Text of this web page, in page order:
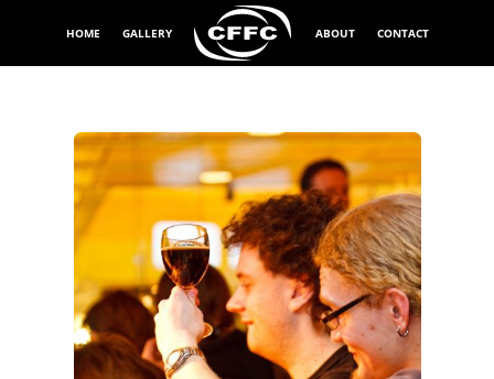
HOME GALLERY ABOUT CONTACT